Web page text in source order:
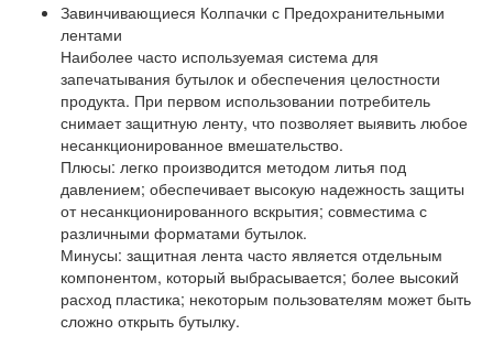
Завинчивающиеся Колпачки с Предохранительными
лентами
Наиболее часто используемая система для
запечатывания бутылок и обеспечения целостности
продукта. При первом использовании потребитель
снимает защитную ленту, что позволяет выявить любое
несанкционированное вмешательство.
Плюсы: легко производится методом литья под
давлением; обеспечивает высокую надежность защиты
от несанкционированного вскрытия; совместима с
различными форматами бутылок.
Минусы: защитная лента часто является отдельным
компонентом, который выбрасывается; более высокий
расход пластика; некоторым пользователям может быть
сложно открыть бутылку.